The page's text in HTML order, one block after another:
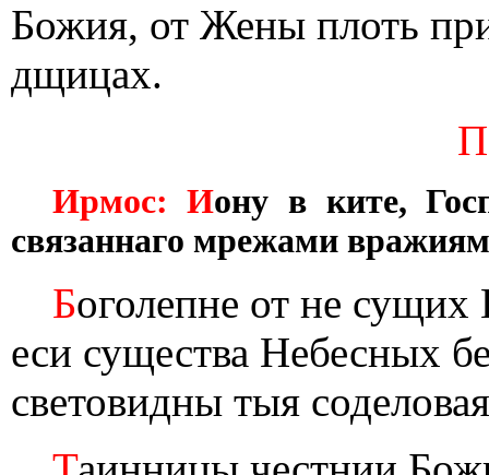
Божия, от Жены плоть
дщицах.
Ирмос: Иону в ките,
связаннаго мрежами
Боголепне от не
еси существа Небесных
световидны тыя